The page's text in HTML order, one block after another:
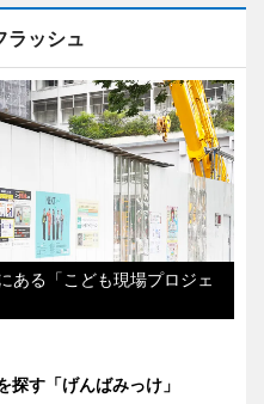
ラッシュ
ある「こども現場プロジェ
探す「げんばみっけ」